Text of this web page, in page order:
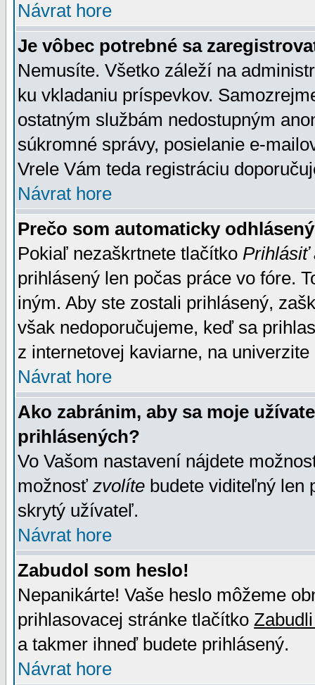
Návrat hore
Je vôbec potrebné sa
Nemusíte. Všetko záleží na
ku vkladaniu príspevkov.
ostatným službám nedostupným
súkromné správy, posielanie e-
Vrele Vám teda registráciu
Návrat hore
Prečo som automaticky
Pokiaľ nezaškrtnete tlačítko Prihlásiť
prihlásený len počas práce vo fóre.
iným. Aby ste zostali prihlásený,
však nedoporučujeme, keď sa
z internetovej kaviarne, na univerzite
Návrat hore
Ako zabránim, aby sa moje
prihlásených?
Vo Vašom nastavení nájdete
možnosť zvolíte budete viditeľný len
skrytý užívateľ.
Návrat hore
Zabudol som heslo!
Nepanikárte! Vaše heslo môžeme
prihlasovacej stránke tlačítko
a takmer ihneď budete prihlásený.
Návrat hore